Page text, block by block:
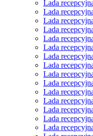
Lada
Lada
Lada
Lada
Lada
Lada
Lada
Lada
Lada
Lada
Lada
Lada
Lada
Lada
Lada